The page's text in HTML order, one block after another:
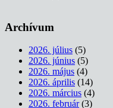
Archívum
2026. július (5)
2026. június (5)
2026. május (4)
2026. április (14)
2026. március (4)
2026. február(3)